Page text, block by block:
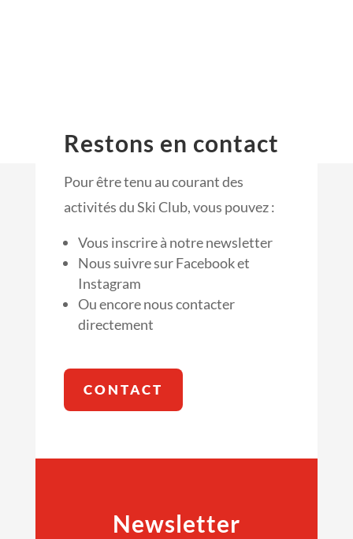
Restons en contact
Pour être tenu au courant des
activités du Ski Club, vous pouvez :
Vous inscrire à notre newsletter
Nous suivre sur Facebook et
Instagram
Ou encore nous contacter
directement
CONTACT
Newsletter